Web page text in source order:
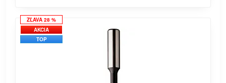
ZĽAVA 28 %
AKCIA
TOP